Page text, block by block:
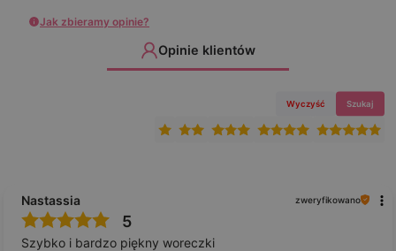
Jak zbieramy opinie?
Opinie klientów
Wyczyść Szukaj
Nastassia zweryfikowano
5
Szybko i bardzo piękny woreczki